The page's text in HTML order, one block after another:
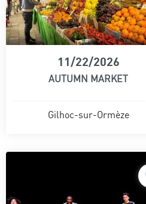
11/22/2026
AUTUMN MARKET
Gilhoc-sur-Ormèze